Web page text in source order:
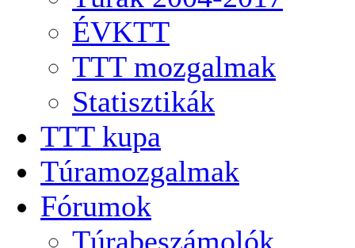
ÉVKTT
TTT mozgalmak
Statisztikák
TTT kupa
Túramozgalmak
Fórumok
Túrabeszámolók